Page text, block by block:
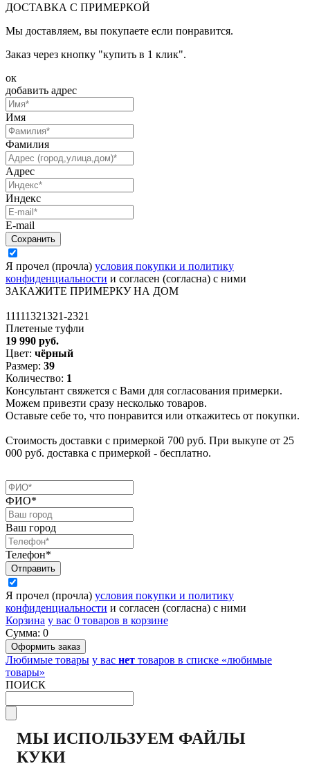
ДОСТАВКА С ПРИМЕРКОЙ
Мы доставляем, вы покупаете если понравится.
Заказ через кнопку "купить в 1 клик".
ок
добавить адрес
Имя
Фамилия
Адрес
Индекс
E-mail
Я прочел (прочла) условия покупки и политику
конфиденциальности и согласен (согласна) с ними
ЗАКАЖИТЕ ПРИМЕРКУ НА ДОМ
11111321321-2321
Плетеные туфли
19 990 руб.
Цвет: чёрный
Размер: 39
Количество: 1
Консультант свяжется с Вами для согласования примерки.
Можем привезти сразу несколько товаров.
Оставьте себе то, что понравится или откажитесь от покупки.
Стоимость доставки с примеркой 700 руб. При выкупе от 25
000 руб. доставка с примеркой - бесплатно.
ФИО*
Ваш город
Телефон*
Я прочел (прочла) условия покупки и политику
конфиденциальности и согласен (согласна) с ними
Корзина у вас 0 товаров в корзине
Сумма: 0
Любимые товары у вас нет товаров в списке «любимые
товары»
ПОИСК
МЫ ИСПОЛЬЗУЕМ ФАЙЛЫ
КУКИ